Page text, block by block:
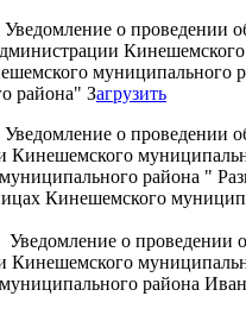
Уведомление о проведении
муниципального
района" Загрузить
Уведомление о проведении
Кинешемского
района "
Кинешемского
Уведомление о проведении
Кинешемского
района